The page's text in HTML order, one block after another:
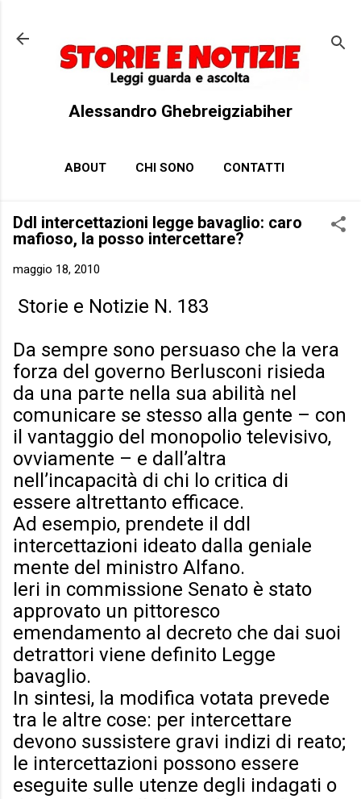
Alessandro Ghebreigziabiher
ABOUT CHI SONO CONTATTI
Ddl intercettazioni legge bavaglio: caro
mafioso, la posso intercettare?
maggio 18, 2010
Storie e Notizie N. 183
Da sempre sono persuaso che la vera
forza del governo Berlusconi risieda
da una parte nella sua abilità nel
comunicare se stesso alla gente – con
il vantaggio del monopolio televisivo,
ovviamente – e dall’altra
nell’incapacità di chi lo critica di
essere altrettanto efficace.
Ad esempio, prendete il ddl
intercettazioni ideato dalla geniale
mente del ministro Alfano.
Ieri in commissione Senato è stato
approvato un pittoresco
emendamento al decreto che dai suoi
detrattori viene definito Legge
bavaglio.
In sintesi, la modifica votata prevede
tra le altre cose: per intercettare
devono sussistere gravi indizi di reato;
le intercettazioni possono essere
eseguite sulle utenze degli indagati o